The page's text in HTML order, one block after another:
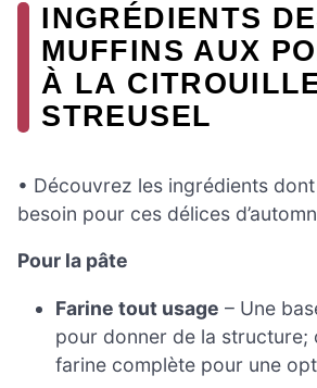
INGRÉDIENTS
MUFFINS AUX
À LA
STREUSEL
• Découvrez les ingrédients
besoin pour ces délices
Pour la pâte
Farine tout usage – Une
pour donner de la structure;
farine complète pour une